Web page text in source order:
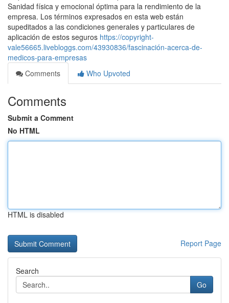
Sanidad física y emocional óptima para la rendimiento de la
empresa. Los términos expresados en esta web están
supeditados a las condiciones generales y particulares de
aplicación de estos seguros https://copyright-
vale56665.livebloggs.com/43930836/fascinación-acerca-de-
medicos-para-empresas
Comments
Who Upvoted
Comments
Submit a Comment
No HTML
HTML is disabled
Report Page
Search
Go